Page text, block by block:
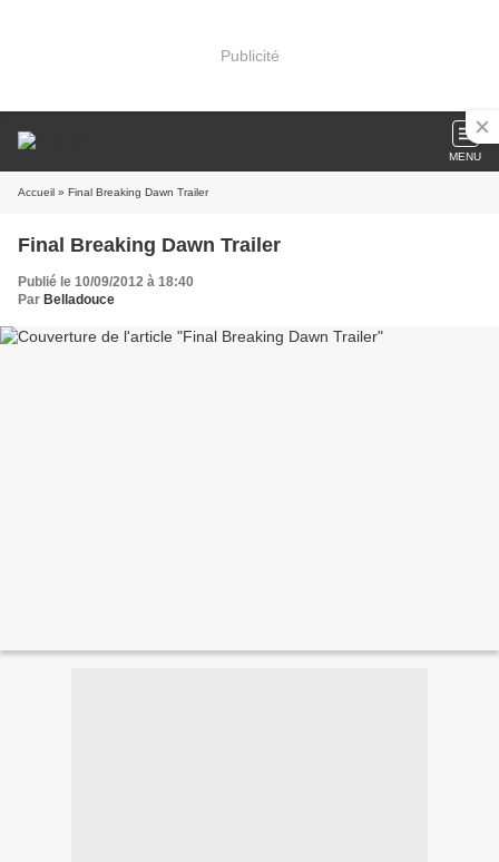
Publicité
MENU
Accueil » Final Breaking Dawn Trailer
Final Breaking Dawn Trailer
Publié le 10/09/2012 à 18:40
Par Belladouce